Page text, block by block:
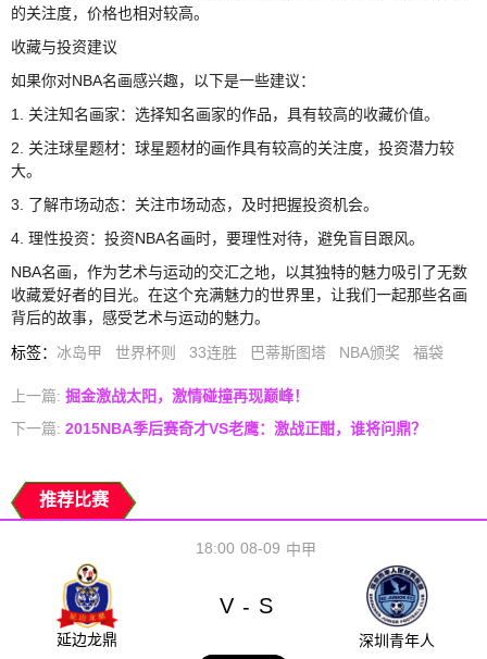
的关注度，价格也相对较高。
收藏与投资建议
如果你对NBA名画感兴趣，以下是一些建议：
1. 关注知名画家：选择知名画家的作品，具有较高的收藏价值。
2. 关注球星题材：球星题材的画作具有较高的关注度，投资潜力较
大。
3. 了解市场动态：关注市场动态，及时把握投资机会。
4. 理性投资：投资NBA名画时，要理性对待，避免盲目跟风。
NBA名画，作为艺术与运动的交汇之地，以其独特的魅力吸引了无数
收藏爱好者的目光。在这个充满魅力的世界里，让我们一起那些名画
背后的故事，感受艺术与运动的魅力。
标签： 冰岛甲 世界杯则 33连胜 巴蒂斯图塔 NBA颁奖 福袋
上一篇: 掘金激战太阳，激情碰撞再现巅峰！
下一篇: 2015NBA季后赛奇才VS老鹰：激战正酣，谁将问鼎？
推荐比赛
08-09
18:00 中甲
延边龙鼎
V - S
深圳青年人